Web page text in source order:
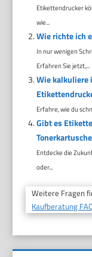
Etikettendrucker
wie...
Wie richte ich
In nur wenigen
Erfahren Sie jetzt,...
Wie kalkuliere
Erfahre, wie du
Gibt es
Entdecke die
oder...
Weitere Fragen
Kaufberatung